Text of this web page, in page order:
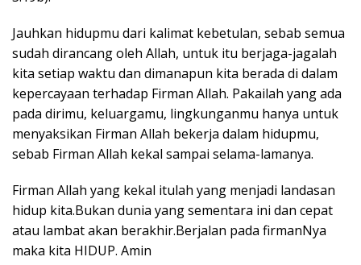
Jauhkan hidupmu dari kalimat kebetulan, sebab semua
sudah dirancang oleh Allah, untuk itu berjaga-jagalah
kita setiap waktu dan dimanapun kita berada di dalam
kepercayaan terhadap Firman Allah. Pakailah yang ada
pada dirimu, keluargamu, lingkunganmu hanya untuk
menyaksikan Firman Allah bekerja dalam hidupmu,
sebab Firman Allah kekal sampai selama-lamanya.
Firman Allah yang kekal itulah yang menjadi landasan
hidup kita.Bukan dunia yang sementara ini dan cepat
atau lambat akan berakhir.Berjalan pada firmanNya
maka kita HIDUP. Amin